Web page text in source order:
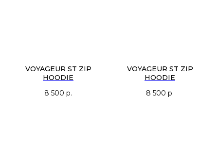
VOYAGEUR ST ZIP
HOODIE
8 500 р.
VOYAGEUR ST ZIP
HOODIE
8 500 р.